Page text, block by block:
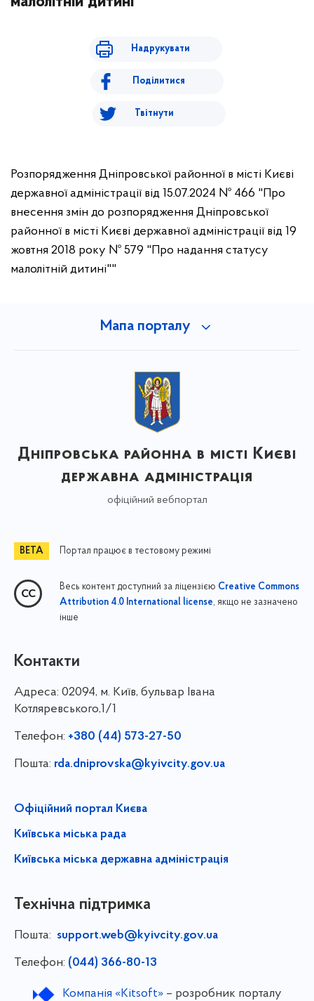
Надрукувати
Поділитися
Твітнути
Розпорядження Дніпровської районної в місті Києві
державної адміністрації від 15.07.2024 № 466 "Про
внесення змін до розпорядження Дніпровської
районної в місті Києві державної адміністрації від 19
жовтня 2018 року № 579 "Про надання статусу
малолітній дитині""
Мапа порталу
Дніпровська районна в місті Києві
державна адміністрація
офіційний вебпортал
Портал працює в тестовому режимі
Весь контент доступний за ліцензією Creative Commons
Attribution 4.0 International license, якщо не зазначено
інше
Контакти
Адреса: 02094, м. Київ, бульвар Івана
Котляревського,1/1
Телефон: +380 (44) 573-27-50
Пошта: rda.dniprovska@kyivcity.gov.ua
Офіційний портал Києва
Київська міська рада
Київська міська державна адміністрація
Технічна підтримка
Пошта: support.web@kyivcity.gov.ua
Телефон: (044) 366-80-13
Компанія «Kitsoft»– розробник порталу